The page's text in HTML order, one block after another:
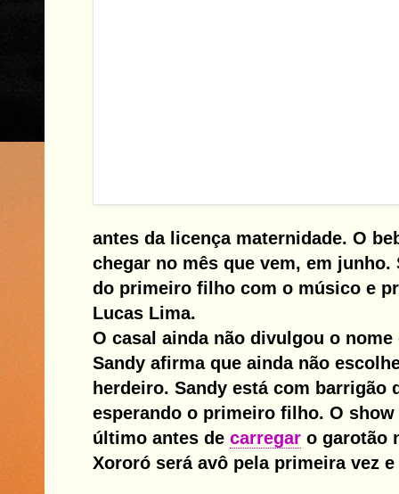
antes da licença maternidade. O
chegar no mês que vem, em junho.
do primeiro filho com o músico e
Lucas Lima.
O casal ainda não divulgou o
Sandy afirma que ainda não
herdeiro. Sandy está com barrigão
esperando o primeiro filho. O show
último antes de carregar o garotão
Xororó será avô pela primeira vez